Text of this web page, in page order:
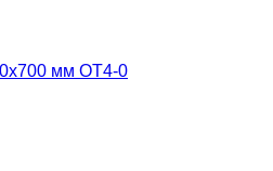
мм ОТ4-0